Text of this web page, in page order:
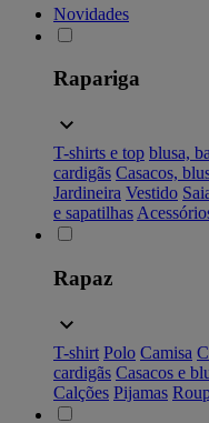
Novidades
Rapariga
T-shirts e top blusa,
cardigãs Casacos,
Jardineira Vestido
e sapatilhas
Rapaz
T-shirt Polo Camisa
cardigãs Casacos e
Calções Pijamas